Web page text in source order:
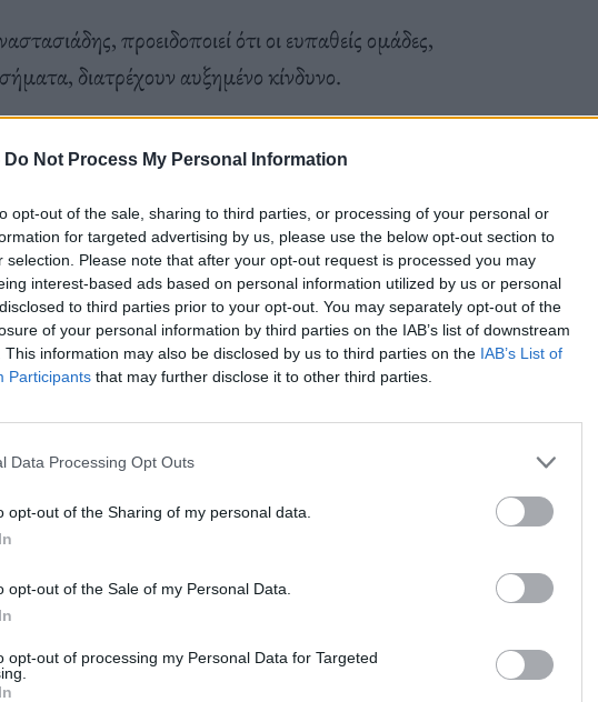
Do Not Process My Personal Information
opt-out of the sale, sharing to third parties, or processing of your personal or
for targeted advertising by us, please use the below opt-out section to
selection. Please note that after your opt-out request is processed you may
interest-based ads based on personal information utilized by us or personal
to third parties prior to your opt-out. You may separately opt-out of the
of your personal information by third parties on the IAB’s list of downstream
This information may also be disclosed by us to third parties on the IAB’s List of
Participants that may further disclose it to other third parties.
Data Processing Opt Outs
opt-out of the Sharing of my personal data.
opt-out of the Sale of my Personal Data.
opt-out of processing my Personal Data for Targeted
προειδοποιεί ότι οι ευπαθείς ομάδες,
διατρέχουν αυξημένο κίνδυνο.
ενώ τα κρούσματα ήταν 162.
μολυσμένων κουνουπιών, τα οποία
από κουνούπι σε άνθρωπο και δεν γίνεται από